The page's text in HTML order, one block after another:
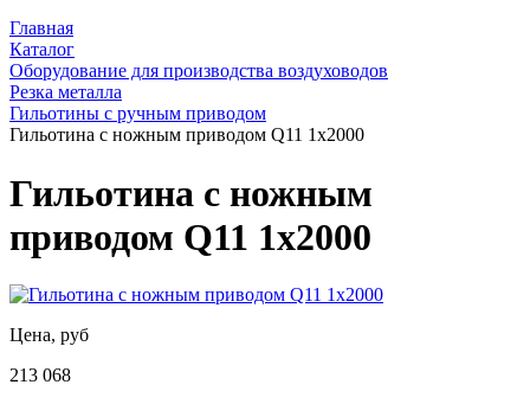
Главная
Каталог
Оборудование для производства воздуховодов
Резка металла
Гильотины с ручным приводом
Гильотина с ножным приводом Q11 1x2000
Гильотина с ножным
приводом Q11 1x2000
Цена, руб
213 068